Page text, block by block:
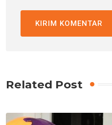
Related Post